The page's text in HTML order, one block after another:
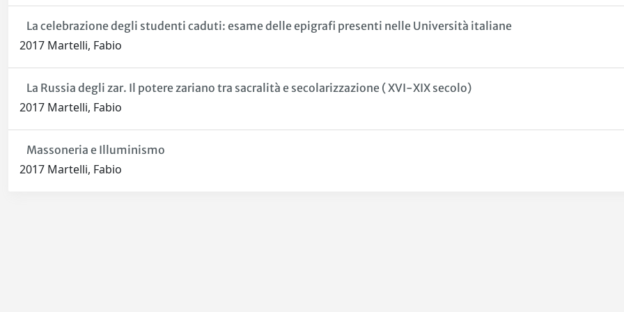
La celebrazione degli studenti caduti: esame delle epigrafi presenti nelle Università italiane
2017 Martelli, Fabio
La Russia degli zar. Il potere zariano tra sacralità e secolarizzazione ( XVI-XIX secolo)
2017 Martelli, Fabio
Massoneria e Illuminismo
2017 Martelli, Fabio